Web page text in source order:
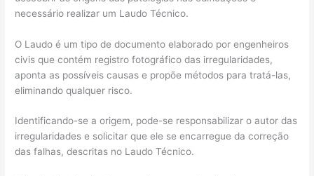
necessário realizar um Laudo Técnico.
O Laudo é um tipo de documento elaborado por engenheiros
civis que contém registro fotográfico das irregularidades,
aponta as possíveis causas e propõe métodos para tratá-las,
eliminando qualquer risco.
Identificando-se a origem, pode-se responsabilizar o autor das
irregularidades e solicitar que ele se encarregue da correção
das falhas, descritas no Laudo Técnico.